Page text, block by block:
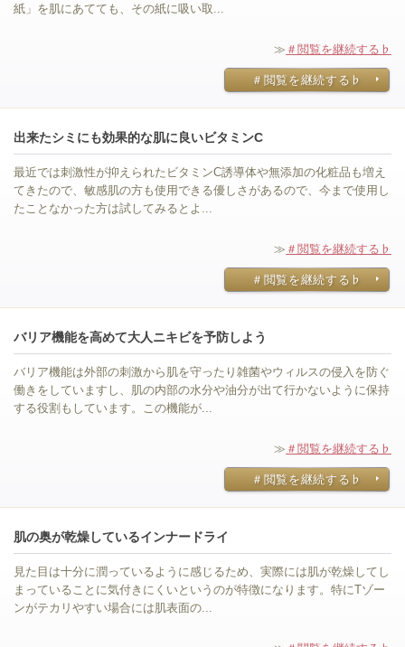
紙」を肌にあてても、その紙に吸い取...
≫ ＃閲覧を継続する♭
＃閲覧を継続する♭
出来たシミにも効果的な肌に良いビタミンC
最近では刺激性が抑えられたビタミンC誘導体や無添加の化粧品も増え
てきたので、敏感肌の方も使用できる優しさがあるので、今まで使用し
たことなかった方は試してみるとよ...
≫ ＃閲覧を継続する♭
＃閲覧を継続する♭
バリア機能を高めて大人ニキビを予防しよう
バリア機能は外部の刺激から肌を守ったり雑菌やウィルスの侵入を防ぐ
働きをしていますし、肌の内部の水分や油分が出て行かないように保持
する役割もしています。この機能が...
≫ ＃閲覧を継続する♭
＃閲覧を継続する♭
肌の奥が乾燥しているインナードライ
見た目は十分に潤っているように感じるため、実際には肌が乾燥してし
まっていることに気付きにくいというのが特徴になります。特にTゾー
ンがテカリやすい場合には肌表面の...